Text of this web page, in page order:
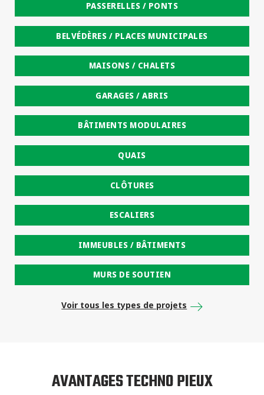
PASSERELLES / PONTS
BELVÉDÈRES / PLACES MUNICIPALES
MAISONS / CHALETS
GARAGES / ABRIS
BÂTIMENTS MODULAIRES
QUAIS
CLÔTURES
ESCALIERS
IMMEUBLES / BÂTIMENTS
MURS DE SOUTIEN
Voir tous les types de projets
AVANTAGES TECHNO PIEUX